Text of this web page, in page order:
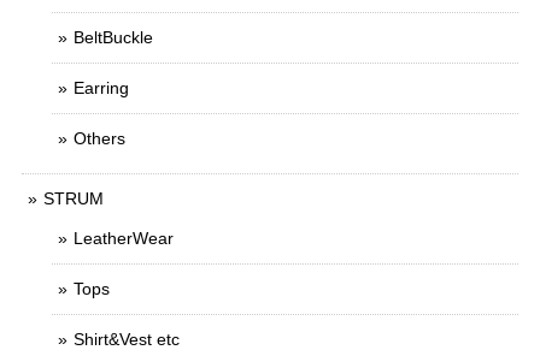
BeltBuckle
Earring
Others
STRUM
LeatherWear
Tops
Shirt&Vest etc